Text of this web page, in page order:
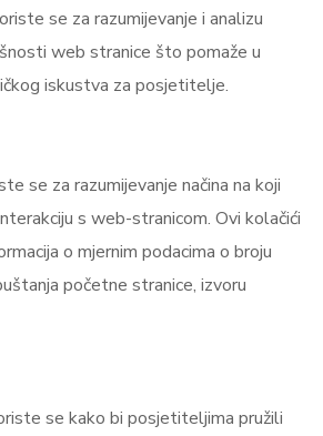
se za razumijevanje i analizu
web stranice što pomaže u
iskustva za posjetitelje.
se za razumijevanje načina na koji
s web-stranicom. Ovi kolačići
o mjernim podacima o broju
početne stranice, izvoru
se kako bi posjetiteljima pružili